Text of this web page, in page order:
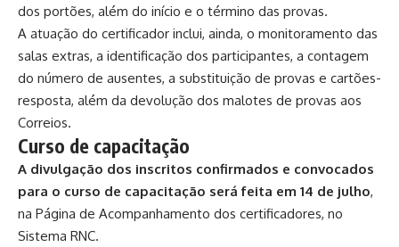
dos portões, além do início e o término das provas.
A atuação do certificador inclui, ainda, o monitoramento das
salas extras, a identificação dos participantes, a contagem
do número de ausentes, a substituição de provas e cartões-
resposta, além da devolução dos malotes de provas aos
Correios.
Curso de capacitação
A divulgação dos inscritos confirmados e convocados
para o curso de capacitação será feita em 14 de julho,
na Página de Acompanhamento dos certificadores, no
Sistema RNC.